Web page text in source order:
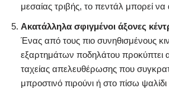
μεσαίας τριβής, το πεντάλ μπορεί
Ακατάλληλα σφιγμένοι άξονες
Ένας από τους πιο συνηθισμένους
εξαρτημάτων ποδηλάτου προκύπτει
ταχείας απελευθέρωσης που
μπροστινό πιρούνι ή στο πίσω